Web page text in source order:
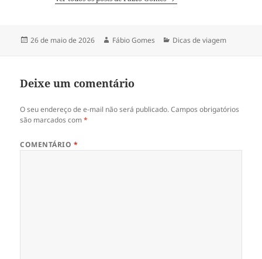
Publicado
26 de maio de 2026 Autor
Fábio Gomes Categorias
Dicas de viagem
Deixe um comentário
O seu endereço de e-mail não será publicado. Campos obrigatórios
são marcados com*
COMENTÁRIO *